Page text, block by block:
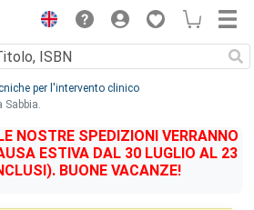
per l'intervento clinico
Sabbia.
NOSTRE SPEDIZIONI VERRANNO
ESTIVA DAL 30 LUGLIO AL 23
BUONE VACANZE!